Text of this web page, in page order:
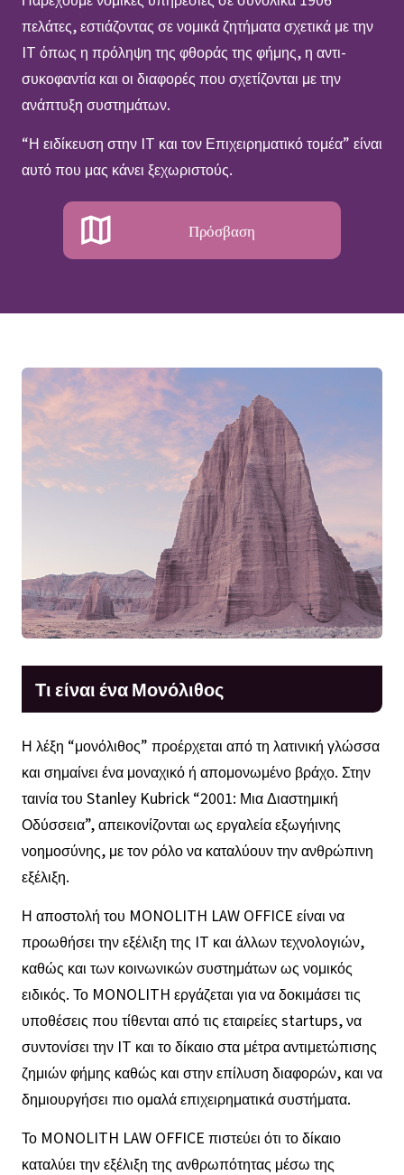
πελάτες, εστιάζοντας σε νομικά ζητήματα σχετικά με την
IT όπως η πρόληψη της φθοράς της φήμης, η αντι-
συκοφαντία και οι διαφορές που σχετίζονται με την
ανάπτυξη συστημάτων.
“Η ειδίκευση στην IT και τον Επιχειρηματικό τομέα” είναι
αυτό που μας κάνει ξεχωριστούς.
Πρόσβαση
Τι είναι ένα Μονόλιθος
Η λέξη “μονόλιθος” προέρχεται από τη λατινική γλώσσα
και σημαίνει ένα μοναχικό ή απομονωμένο βράχο. Στην
ταινία του Stanley Kubrick “2001: Μια Διαστημική
Οδύσσεια”, απεικονίζονται ως εργαλεία εξωγήινης
νοημοσύνης, με τον ρόλο να καταλύουν την ανθρώπινη
εξέλιξη.
Η αποστολή του MONOLITH LAW OFFICE είναι να
προωθήσει την εξέλιξη της IT και άλλων τεχνολογιών,
καθώς και των κοινωνικών συστημάτων ως νομικός
ειδικός. Το MONOLITH εργάζεται για να δοκιμάσει τις
υποθέσεις που τίθενται από τις εταιρείες startups, να
συντονίσει την IT και το δίκαιο στα μέτρα αντιμετώπισης
ζημιών φήμης καθώς και στην επίλυση διαφορών, και να
δημιουργήσει πιο ομαλά επιχειρηματικά συστήματα.
Το MONOLITH LAW OFFICE πιστεύει ότι το δίκαιο
καταλύει την εξέλιξη της ανθρωπότητας μέσω της